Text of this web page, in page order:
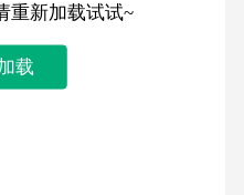
重新加载试试~
载